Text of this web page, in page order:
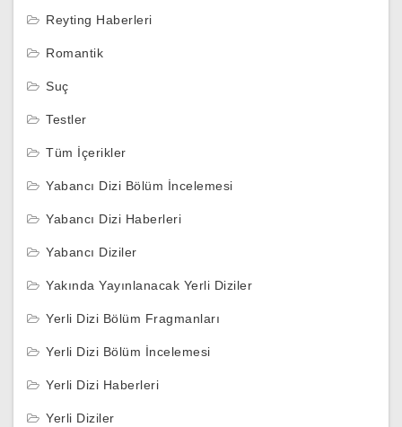
Reyting Haberleri
Romantik
Suç
Testler
Tüm İçerikler
Yabancı Dizi Bölüm İncelemesi
Yabancı Dizi Haberleri
Yabancı Diziler
Yakında Yayınlanacak Yerli Diziler
Yerli Dizi Bölüm Fragmanları
Yerli Dizi Bölüm İncelemesi
Yerli Dizi Haberleri
Yerli Diziler